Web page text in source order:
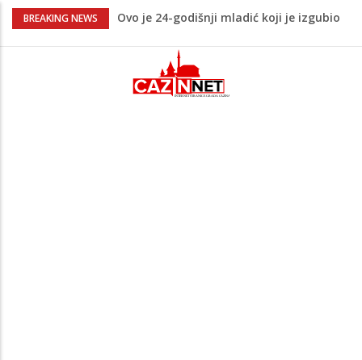
BREAKING NEWS
Ovo je 24-godišnji mladić koji je izgubio
Na Ahiret preselio LJUBIJANKIĆ (Hasan)
Na Ahiret preselio HALILOVIĆ (Smajil)